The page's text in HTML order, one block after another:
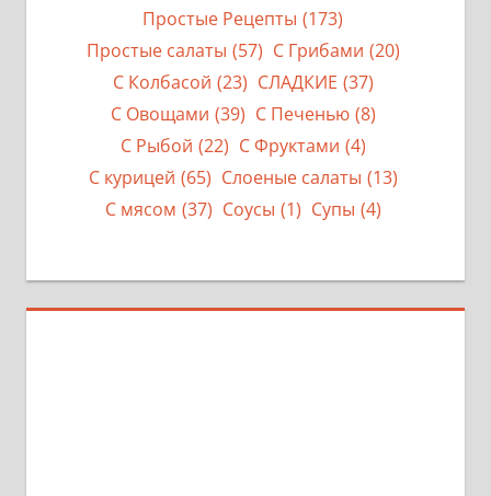
Простые Рецепты (173)
Простые салаты (57) С Грибами (20)
С Колбасой (23) СЛАДКИЕ (37)
С Овощами (39) С Печенью (8)
С Рыбой (22) С Фруктами (4)
С курицей (65) Слоеные салаты (13)
С мясом (37) Соусы (1) Супы (4)